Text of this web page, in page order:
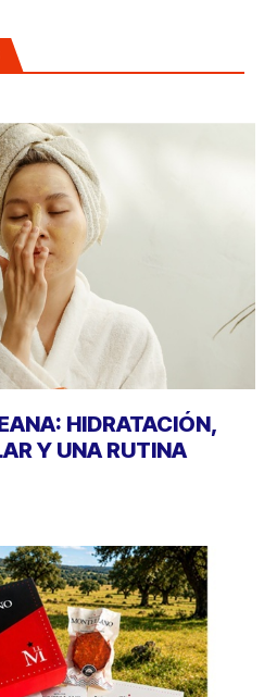
HIDRATACIÓN,
Y UNA RUTINA